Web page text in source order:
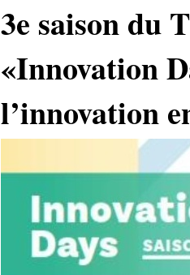
3e saison du
«Innovation
l’innovation